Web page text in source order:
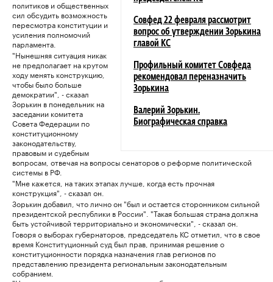
Совфед 22 февраля рассмотрит
вопрос об утверждении Зорькина
главой КС
Профильный комитет Совфеда
рекомендовал переназначить
Зорькина
Валерий Зорькин.
Биографическая справка
политиков и общественных
сил обсудить возможность
пересмотра конституции и
усиления полномочий
парламента.
"Нынешняя ситуация никак
не предполагает на крутом
ходу менять конструкцию,
чтобы было больше
демократии", - сказал
Зорькин в понедельник на
заседании комитета
Совета Федерации по
конституционному
законодательству,
правовым и судебным
вопросам, отвечая на вопросы сенаторов о реформе политической
системы в РФ.
"Мне кажется, на таких этапах лучше, когда есть прочная
конструкция", - сказал он.
Зорькин добавил, что лично он "был и остается сторонником сильной
президентской республики в России". "Такая большая страна должна
быть устойчивой территориально и экономически", - сказал он.
Говоря о выборах губернаторов, председатель КС отметил, что в свое
время Конституционный суд был прав, принимая решение о
конституционности порядка назначения глав регионов по
представлению президента региональным законодательным
собранием.